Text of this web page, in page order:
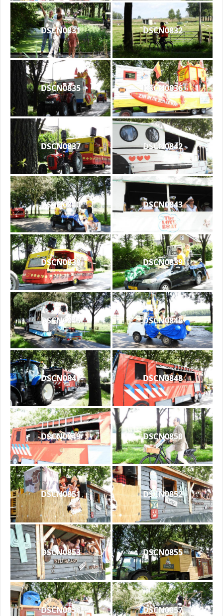
DSCN0831 DSCN0832
DSCN0835 DSCN0836
DSCN0837 DSCN0842
DSCN0840 DSCN0843
DSCN0838 DSCN0839
DSCN0845 DSCN0846
DSCN0847 DSCN0848
DSCN0849 DSCN0850
DSCN0851 DSCN0852
DSCN0853 DSCN0855
DSCN0856 DSCN0857